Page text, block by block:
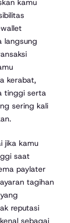
langsung
kerabat,
tinggi serta
sering kali
jika kamu
saat
paylater
tagihan
reputasi
sebagai